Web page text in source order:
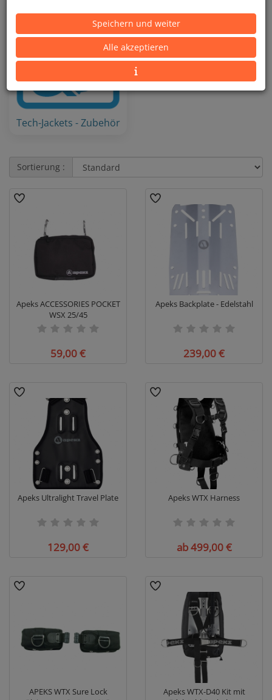
Tech-Jackets - Zubehör
Sortierung :
Apeks ACCESSORIES POCKET
WSX 25/45
59,00 €
Apeks Backplate - Edelstahl
239,00 €
Apeks Ultralight Travel Plate
129,00 €
Apeks WTX Harness
ab 499,00 €
APEKS WTX Sure Lock
Apeks WTX-D40 Kit mit
Speichern und weiter
Alle akzeptieren